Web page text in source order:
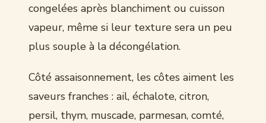
congelées après blanchiment ou cuisson
vapeur, même si leur texture sera un peu
plus souple à la décongélation.
Côté assaisonnement, les côtes aiment les
saveurs franches : ail, échalote, citron,
persil, thym, muscade, parmesan, comté,